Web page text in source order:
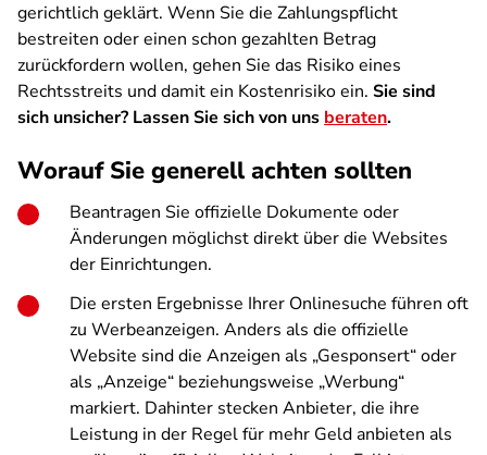
gerichtlich geklärt. Wenn Sie die Zahlungspflicht
bestreiten oder einen schon gezahlten Betrag
zurückfordern wollen, gehen Sie das Risiko eines
Rechtsstreits und damit ein Kostenrisiko ein. Sie sind
sich unsicher? Lassen Sie sich von uns beraten.
Worauf Sie generell achten sollten
Beantragen Sie offizielle Dokumente oder
Änderungen möglichst direkt über die Websites
der Einrichtungen.
Die ersten Ergebnisse Ihrer Onlinesuche führen oft
zu Werbeanzeigen. Anders als die offizielle
Website sind die Anzeigen als „Gesponsert“ oder
als „Anzeige“ beziehungsweise „Werbung“
markiert. Dahinter stecken Anbieter, die ihre
Leistung in der Regel für mehr Geld anbieten als